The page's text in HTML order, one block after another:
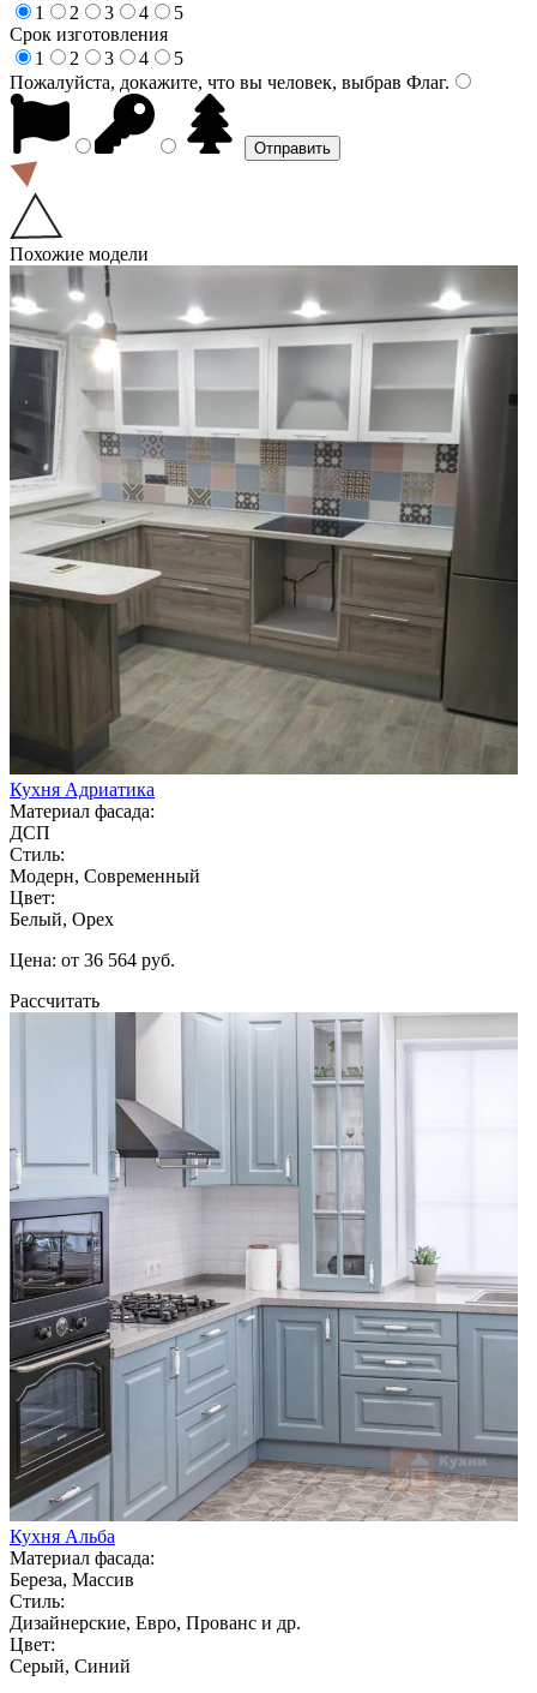
1
2 3 4
5
Срок изготовления
1
2 3 4
5
Пожалуйста, докажите, что вы человек, выбрав Флаг.
Похожие модели
Кухня Адриатика
Материал фасада:
ДСП
Стиль:
Модерн, Современный
Цвет:
Белый, Орех
Цена: от 36 564 руб.
Рассчитать
Кухня Альба
Материал фасада:
Береза, Массив
Стиль:
Дизайнерские, Евро, Прованс и др.
Цвет:
Серый, Синий